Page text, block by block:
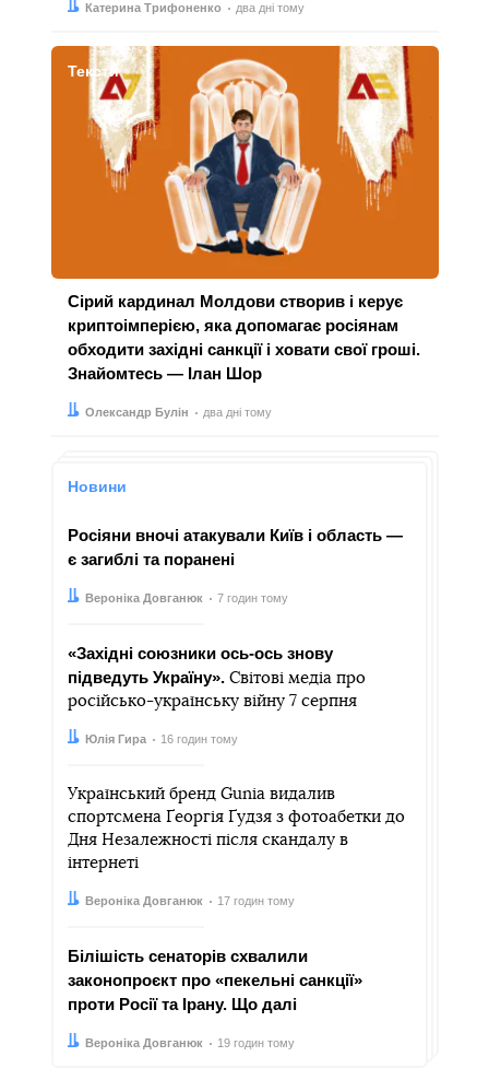
Автор:Катерина Трифоненко
Дата: два дні тому
Тексти
Сірий кардинал Молдови створив і керує
криптоімперією, яка допомагає росіянам
обходити західні санкції і ховати свої гроші.
Знайомтесь — Ілан Шор
Автор:
Олександр Булін
Дата: два дні тому
Новини
Росіяни вночі атакували Київ і область —
є загиблі та поранені
Автор:Вероніка Довганюк
Дата: 7 годин тому
«Західні союзники ось-ось знову
підведуть Україну». Світові медіа про
російсько-українську війну 7 серпня
Автор:Юлія Гира
Дата: 16 годин тому
Український бренд Gunia видалив
спортсмена Ґеоргія Ґудзя з фотоабетки до
Дня Незалежності після скандалу в
інтернеті
Автор:Вероніка Довганюк
Дата: 17 годин тому
Білішість сенаторів схвалили
законопроєкт про «пекельні санкції»
проти Росії та Ірану. Що далі
Автор:Вероніка Довганюк
Дата: 19 годин тому